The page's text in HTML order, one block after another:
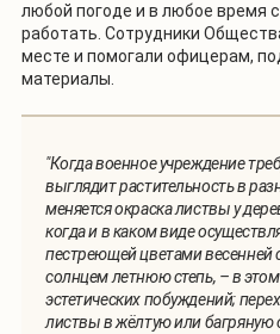
любой погоде и в любое время
работать. Сотрудники
месте и помогали офицерам,
материалы.
"Когда военное учреждение
выглядит растительность в
меняется окраска листвы у
когда и в каком виде
пестреющей цветами
солнцем летнюю степь, – в
эстетических побуждений;
листвы в жёлтую или багряную